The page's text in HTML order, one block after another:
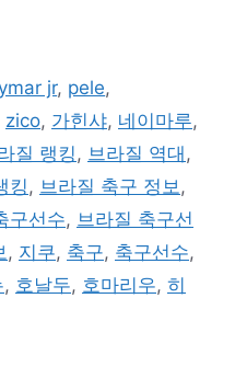
jr, pele,
zico, 가힌샤, 네이마루,
질 랭킹, 브라질 역대 ,
킹, 브라질 축구 정보,
구선수, 브라질 축구선
, 지쿠, 축구, 축구선수,
, 호날두, 호마리우, 히